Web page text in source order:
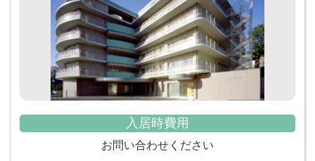
入居時費用
お問い合わせください